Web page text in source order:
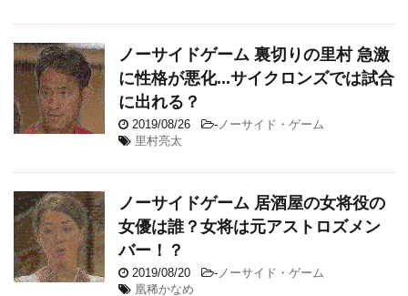
ノーサイドゲーム 裏切りの里村 急激
に性格が悪化...サイクロンズでは試合
に出れる？
2019/08/26 - ノーサイド・ゲーム
里村亮太
ノーサイドゲーム 居酒屋の女将役の
女優は誰？女将は元アストロズメン
バー！？
2019/08/20 - ノーサイド・ゲーム
凰稀かなめ